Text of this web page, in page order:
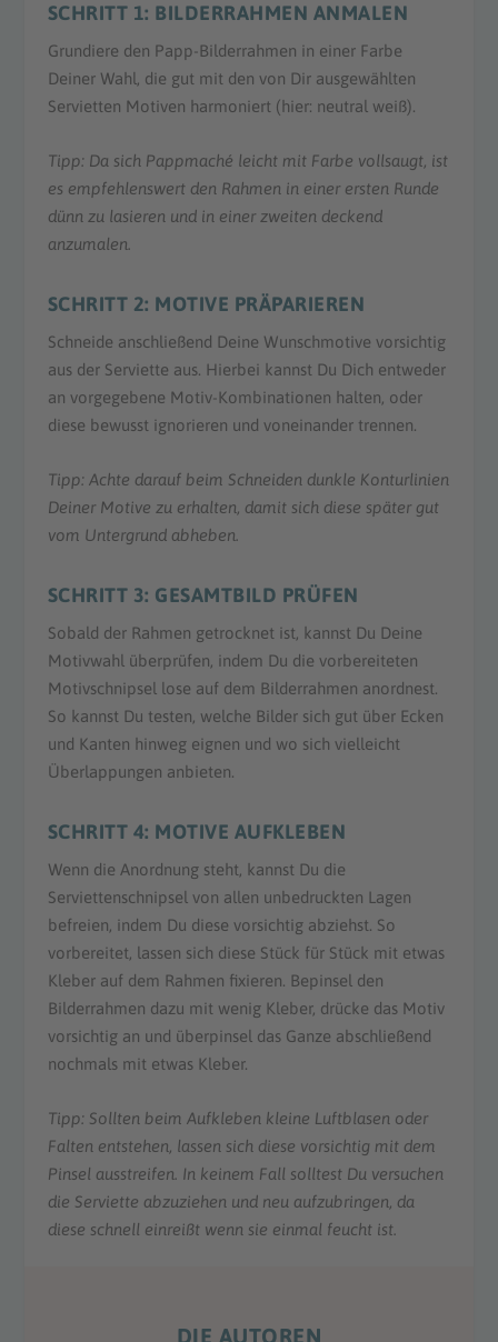
SCHRITT 1: BILDERRAHMEN ANMALEN
Grundiere den Papp-Bilderrahmen in einer Farbe
Deiner Wahl, die gut mit den von Dir ausgewählten
Servietten Motiven harmoniert (hier: neutral weiß).
Tipp: Da sich Pappmaché leicht mit Farbe vollsaugt, ist
es empfehlenswert den Rahmen in einer ersten Runde
dünn zu lasieren und in einer zweiten deckend
anzumalen.
SCHRITT 2: MOTIVE PRÄPARIEREN
Schneide anschließend Deine Wunschmotive vorsichtig
aus der Serviette aus. Hierbei kannst Du Dich entweder
an vorgegebene Motiv-Kombinationen halten, oder
diese bewusst ignorieren und voneinander trennen.
Tipp: Achte darauf beim Schneiden dunkle Konturlinien
Deiner Motive zu erhalten, damit sich diese später gut
vom Untergrund abheben.
SCHRITT 3: GESAMTBILD PRÜFEN
Sobald der Rahmen getrocknet ist, kannst Du Deine
Motivwahl überprüfen, indem Du die vorbereiteten
Motivschnipsel lose auf dem Bilderrahmen anordnest.
So kannst Du testen, welche Bilder sich gut über Ecken
und Kanten hinweg eignen und wo sich vielleicht
Überlappungen anbieten.
SCHRITT 4: MOTIVE AUFKLEBEN
Wenn die Anordnung steht, kannst Du die
Serviettenschnipsel von allen unbedruckten Lagen
befreien, indem Du diese vorsichtig abziehst. So
vorbereitet, lassen sich diese Stück für Stück mit etwas
Kleber auf dem Rahmen fixieren. Bepinsel den
Bilderrahmen dazu mit wenig Kleber, drücke das Motiv
vorsichtig an und überpinsel das Ganze abschließend
nochmals mit etwas Kleber.
Tipp: Sollten beim Aufkleben kleine Luftblasen oder
Falten entstehen, lassen sich diese vorsichtig mit dem
Pinsel ausstreifen. In keinem Fall solltest Du versuchen
die Serviette abzuziehen und neu aufzubringen, da
diese schnell einreißt wenn sie einmal feucht ist.
DIE AUTOREN